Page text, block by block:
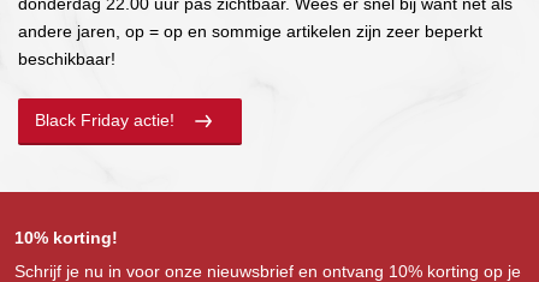
andere jaren, op = op en sommige artikelen zijn zeer beperkt
beschikbaar!
Black Friday actie!
10% korting!
Schrijf je nu in voor onze nieuwsbrief en ontvang 10% korting op je